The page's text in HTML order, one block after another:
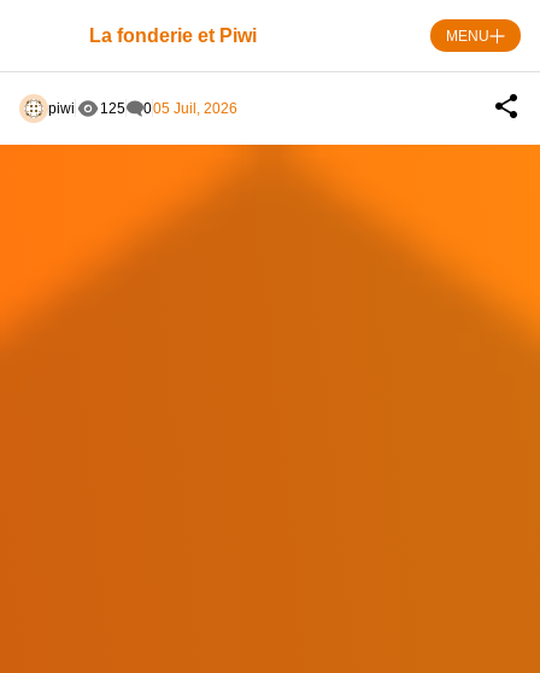
La fonderie et Piwi MENU
piwi 125 005 Juil, 2026